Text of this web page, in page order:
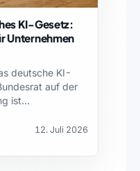
KI-Gesetz:
Unternehmen
deutsche KI-
auf der
ist…
12. Juli 2026